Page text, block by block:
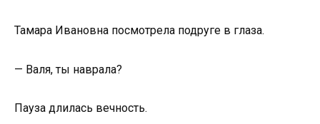
Тамара Ивановна посмотрела подруге в глаза.
— Валя, ты наврала?
Пауза длилась вечность.